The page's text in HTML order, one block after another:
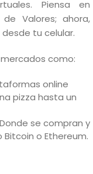
Piensa en
Valores; ahora,
tu celular.
como:
online
pizza hasta un
Donde se compran y
o Ethereum.